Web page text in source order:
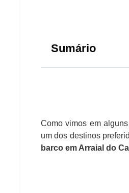
Sumário
Como vimos em
um dos destinos
barco em Arraial do